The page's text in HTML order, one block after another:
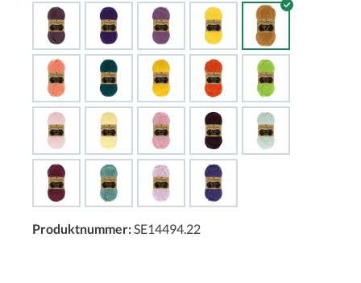
Produktnummer: SE14494.22